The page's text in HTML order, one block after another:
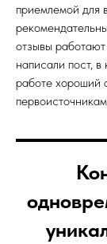
приемлемой для
отзывы
написали пост,
работе хороший
первоисточникам.